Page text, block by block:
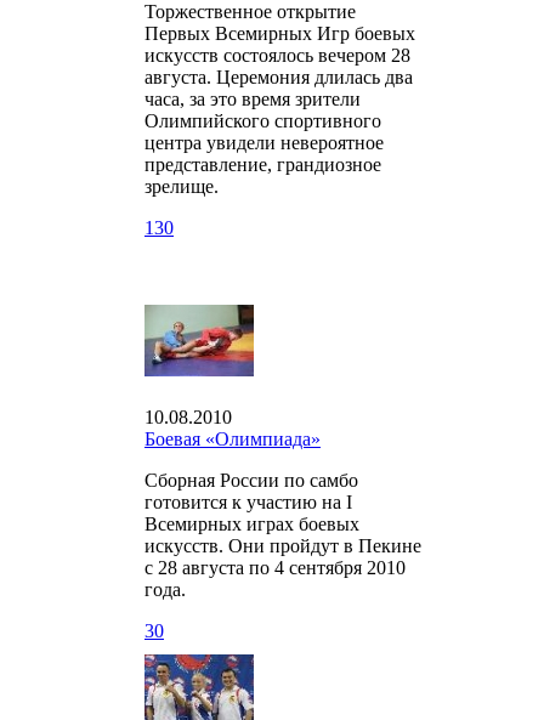
Торжественное открытие
Первых Всемирных Игр боевых
искусств состоялось вечером 28
августа. Церемония длилась два
часа, за это время зрители
Олимпийского спортивного
центра увидели невероятное
представление, грандиозное
зрелище.
130
10.08.2010
Боевая «Олимпиада»
Сборная России по самбо
готовится к участию на I
Всемирных играх боевых
искусств. Они пройдут в Пекине
с 28 августа по 4 сентября 2010
года.
30